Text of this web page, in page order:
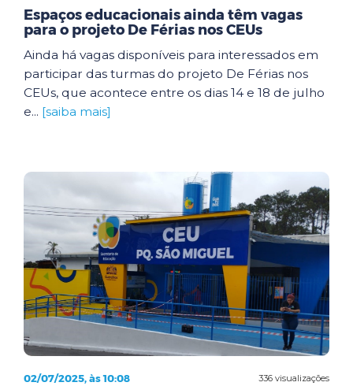
Espaços educacionais ainda têm vagas
para o projeto De Férias nos CEUs
Ainda há vagas disponíveis para interessados em
participar das turmas do projeto De Férias nos
CEUs, que acontece entre os dias 14 e 18 de julho
e... [saiba mais]
336 visualizações
02/07/2025, às 10:08